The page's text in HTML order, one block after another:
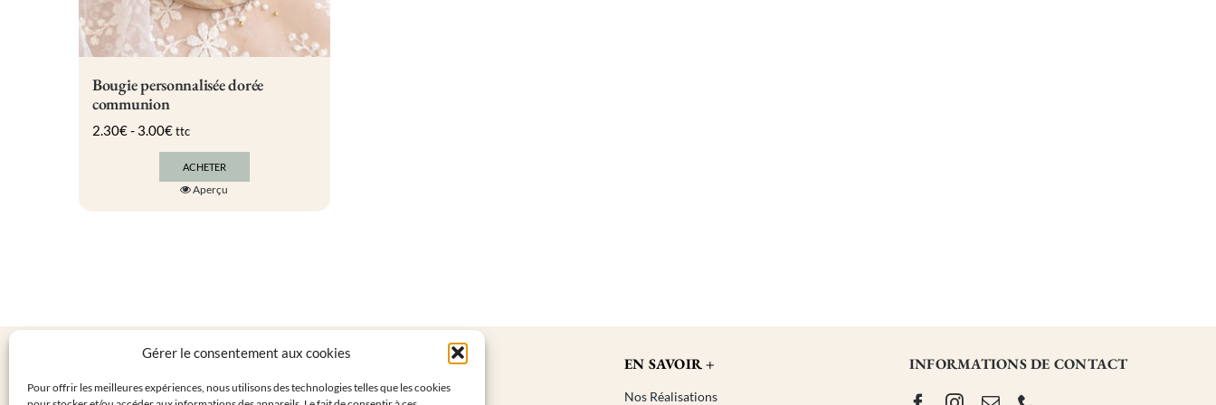
Gérer le consentement aux cookies
Pour offrir les meilleures expériences, nous utilisons des technologies telles que les cookies
Bougie personnalisée dorée
communion
2.30€- 3.00€ ttc
ACHETER
Ce
produit
a
choisies
la
du
Aperçu
LA BOUTIQUE
Personnaliser une bougie
EN SAVOIR +
Nos Réalisations
INFORMATIONS DE CONTACT